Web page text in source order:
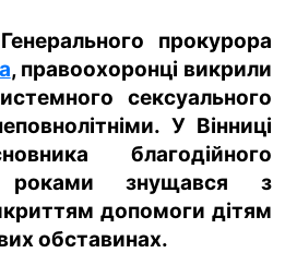
прокурора
, правоохоронці викрили
сексуального
У Вінниці
благодійного
роками знущався з
допомоги дітям
обставинах.